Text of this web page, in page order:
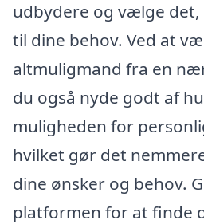
udbydere og vælge det,
til dine behov. Ved at
altmuligmand fra en
du også nyde godt af
muligheden for
hvilket gør det
dine ønsker og behov.
platformen for at finde